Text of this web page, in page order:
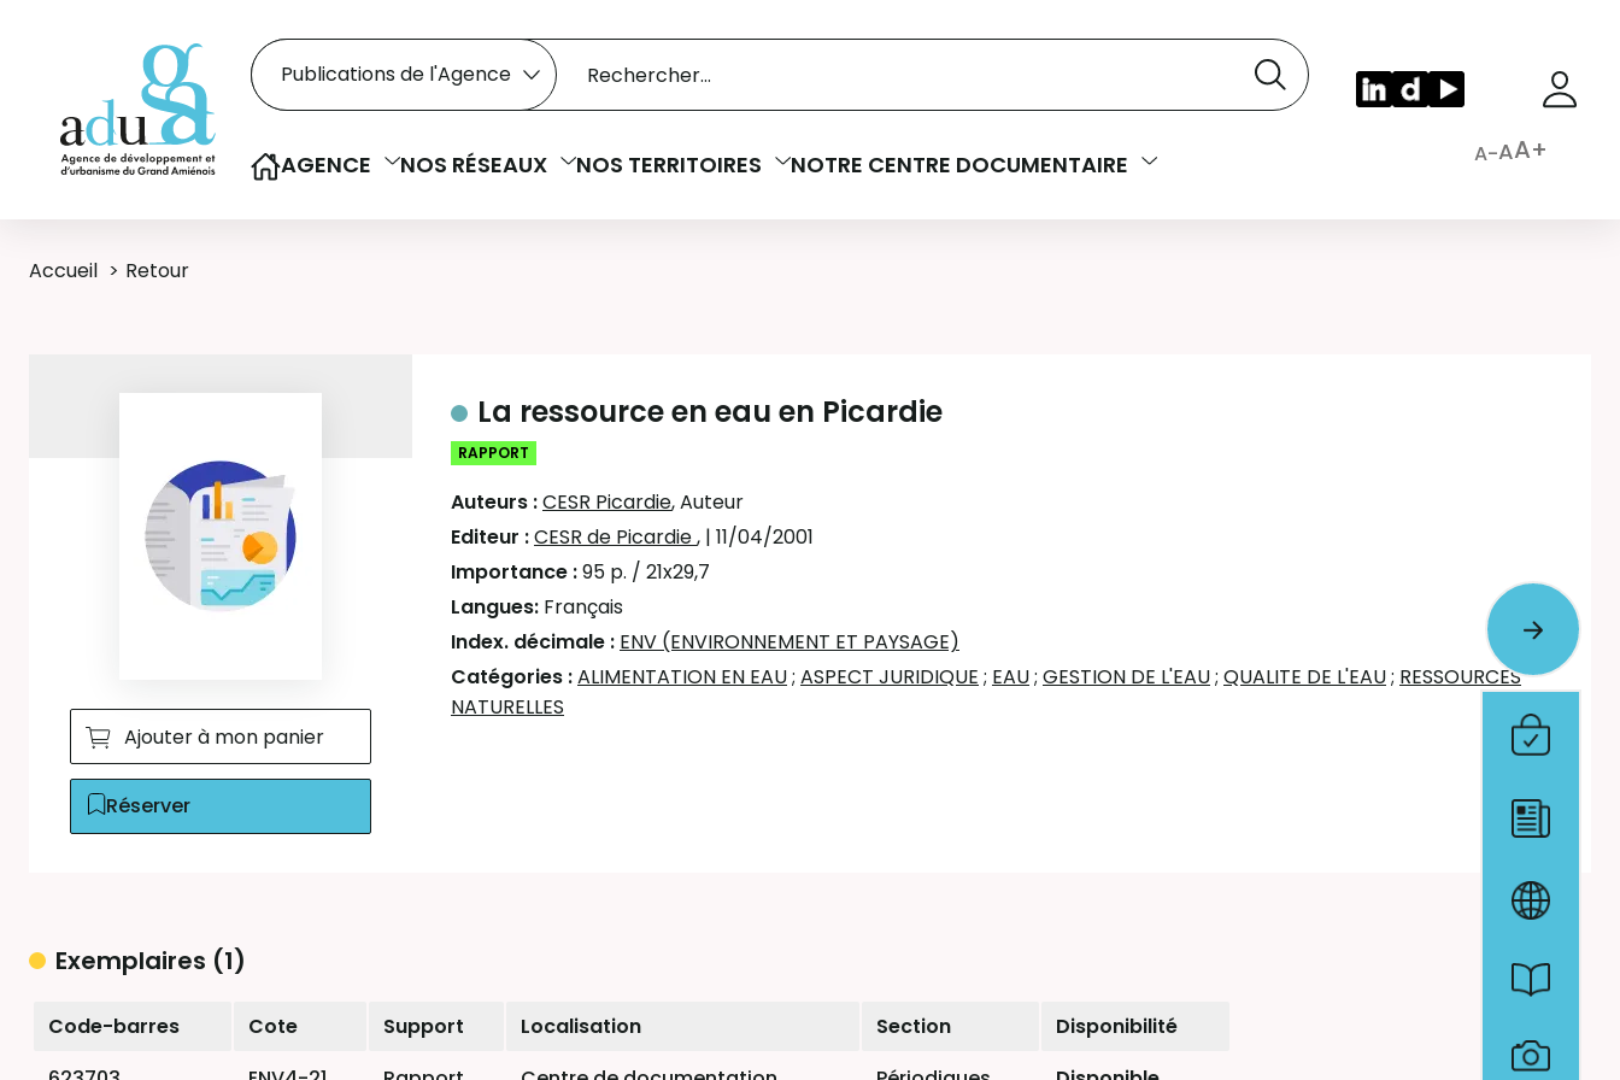
Rechercher dans le catalogue
Recherche
Sélectionner le type de la recherche
AGENCE NOS RÉSEAUX NOS TERRITOIRES NOTRE CENTRE DOCUMENTAIRE A-AA+
Accueil Retour
Ajouter à mon panier
Réserver
La ressource en eau en Picardie
RAPPORT
Auteurs :CESR Picardie, Auteur
Editeur :CESR de Picardie, | 11/04/2001
Importance :95 p. / 21x29,7
Langues: Français
Index. décimale : ENV (ENVIRONNEMENT ET PAYSAGE)
Catégories :ALIMENTATION EN EAU; ASPECT JURIDIQUE ; EAU; GESTION DE L'EAU; QUALITE DE L'EAU; RESSOURCES
NATURELLES
Exemplaires (1)
Liste des exemplaires
Code-barres Cote Support Localisation Section
Disponibilité